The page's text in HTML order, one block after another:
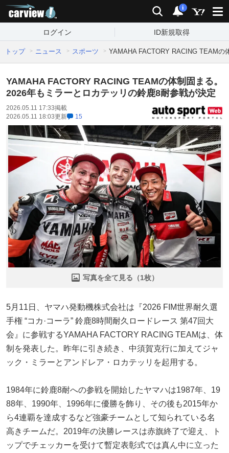
検索 通知
i
ログイン ID新規取得
トップ ニュース スポーツ YAMAHA FACTORY RACING TEAMの
YAMAHA FACTORY RACING TEAMの体制固まる。
2026年もミラーとロカテッリの鈴鹿8耐参戦が決定
2026.05.11 17:33掲載
2026.05.11 18:03更新 15
写真を全て見る（1枚）
5月11日、ヤマハ発動機株式会社は『2026 FIM世界耐久選
手権 “コカ·コーラ” 鈴鹿8時間耐久ロードレース 第47回大
会』に参戦するYAMAHA FACTORY RACING TEAMは、体
制を発表した。昨年に引き続き、中須賀克行に加えてジャ
ック・ミラーとアンドレア・ロカテッリを起用する。
1984年に鈴鹿8耐への参戦を開始したヤマハは1987年、19
88年、1990年、1996年に優勝を飾り、その後も2015年か
ら4連覇を達成するなど強豪チームとして知られている名
高きチームだ。2019年の決勝レースは赤旗終了で迎え、ト
ップでチェッカーを受けて暫定表彰式では真ん中に立った